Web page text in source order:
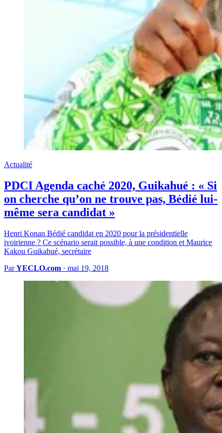
Actualité
PDCI Agenda caché 2020, Guikahué : « Si
on cherche qu’on ne trouve pas, Bédié lui-
même sera candidat »
Henri Konan Bédié candidat en 2020 pour la présidentielle
ivoirienne ? Ce scénario serait possible, à une condition et Maurice
Kakou Guikahué, secrétaire
ParYECLO.com · mai 19, 2018